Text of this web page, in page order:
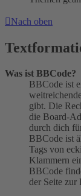
Nach oben
Was ist BBCode?
BBCode ist
gibt. Die
die Board-
durch dich
BBCode ist
Tags von
Klammern
BBCode
der Seite zur